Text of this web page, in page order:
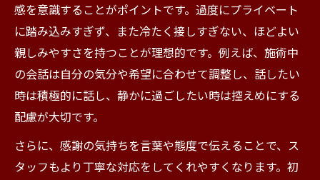
感を意識することがポイントです。過度にプライベート
に踏み込みすぎず、また冷たく接しすぎない、ほどよい
親しみやすさを持つことが理想的です。例えば、施術中
の会話は自分の気分や希望に合わせて調整し、話したい
時は積極的に話し、静かに過ごしたい時は控えめにする
配慮が大切です。
さらに、感謝の気持ちを言葉や態度で伝えることで、ス
タッフもより丁寧な対応をしてくれやすくなります。初